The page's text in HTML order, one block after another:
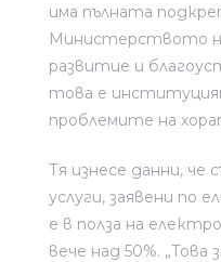
има пълната
Министерството
развитие и
това е
проблемите на
Тя изнесе данни,
услуги, заявени по
е в полза на
вече над 50%.